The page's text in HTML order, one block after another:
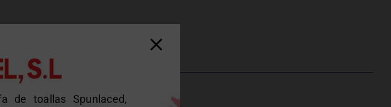
de toallas Spunlaced,